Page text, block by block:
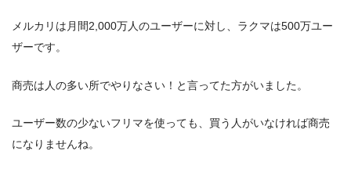
メルカリは月間2,000万人のユーザーに対し、ラクマは500万ユー
ザーです。
商売は人の多い所でやりなさい！と言ってた方がいました。
ユーザー数の少ないフリマを使っても、買う人がいなければ商売
になりませんね。